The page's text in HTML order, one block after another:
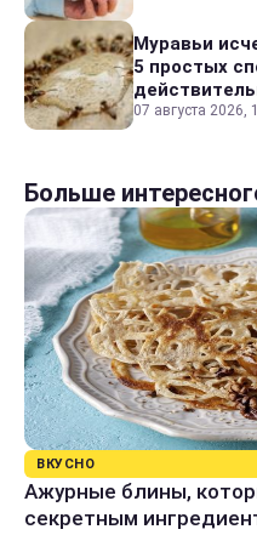
Муравьи
5 простых
07 августа 2026,
Больше
ВКУСНО
Ажурные блины,
секретным